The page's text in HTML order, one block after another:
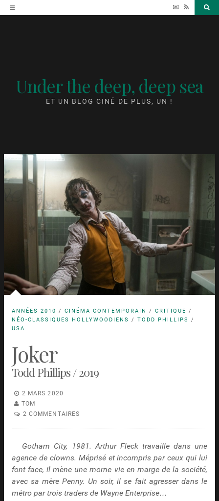
Accéder
au
✉ RSS
Under the deep, deep sea
ET UN BLOG CINÉ DE PLUS, UN !
ANNÉES 2010 / CINÉMA CONTEMPORAIN / CRITIQUE /
NÉO-CLASSIQUES HOLLYWOODIENS
/ TODD PHILLIPS
/
USA
Joker
Todd Phillips / 2019
2 MARS 2020
TOM
2 COMMENTAIRES
Gotham City, 1981. Arthur Fleck travaille dans une
agence de clowns. Méprisé et incompris par ceux qui lui
font face, il mène une morne vie en marge de la société,
avec sa mère Penny. Un soir, il se fait agresser dans le
métro par trois traders de Wayne Enterprise…